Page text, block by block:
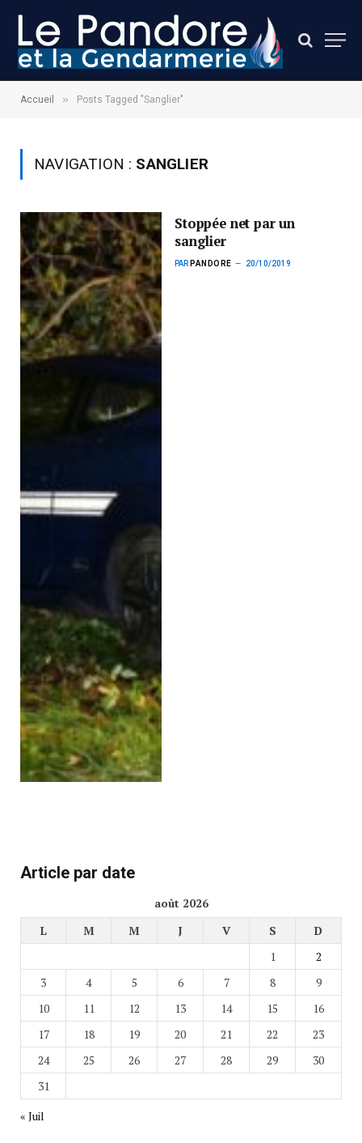
Accueil » Posts Tagged "Sanglier"
NAVIGATION : SANGLIER
Stoppée net par un
sanglier
PAR PANDORE 20/10/2019
Article par date
août 2026
L
M M J V S
D
1
2
3
4 5 6 7 8
9
10
11 12 13 14 15
16
17
18 19 20 21 22
23
24
25 26 27 28 29
30
31
« Juil